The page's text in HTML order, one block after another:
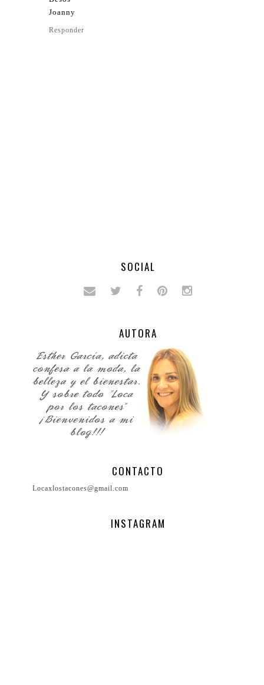
Joanny
Responder
SOCIAL
AUTORA
CONTACTO
Locaxlostacones@gmail.com
INSTAGRAM